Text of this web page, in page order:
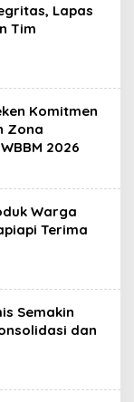
Lapas
Tim
Komitmen
Zona
2026
Warga
Terima
Semakin
dan